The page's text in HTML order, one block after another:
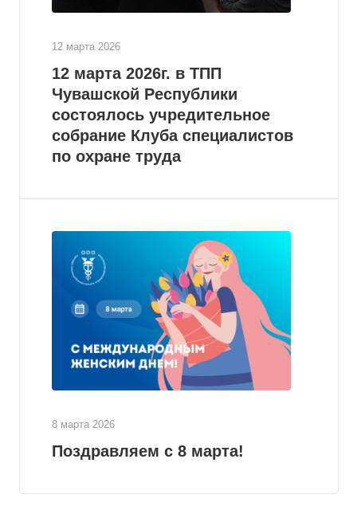
12 марта 2026
12 марта 2026г. в ТПП
Чувашской Республики
состоялось учредительное
собрание Клуба специалистов
по охране труда
8 марта 2026
Поздравляем с 8 марта!